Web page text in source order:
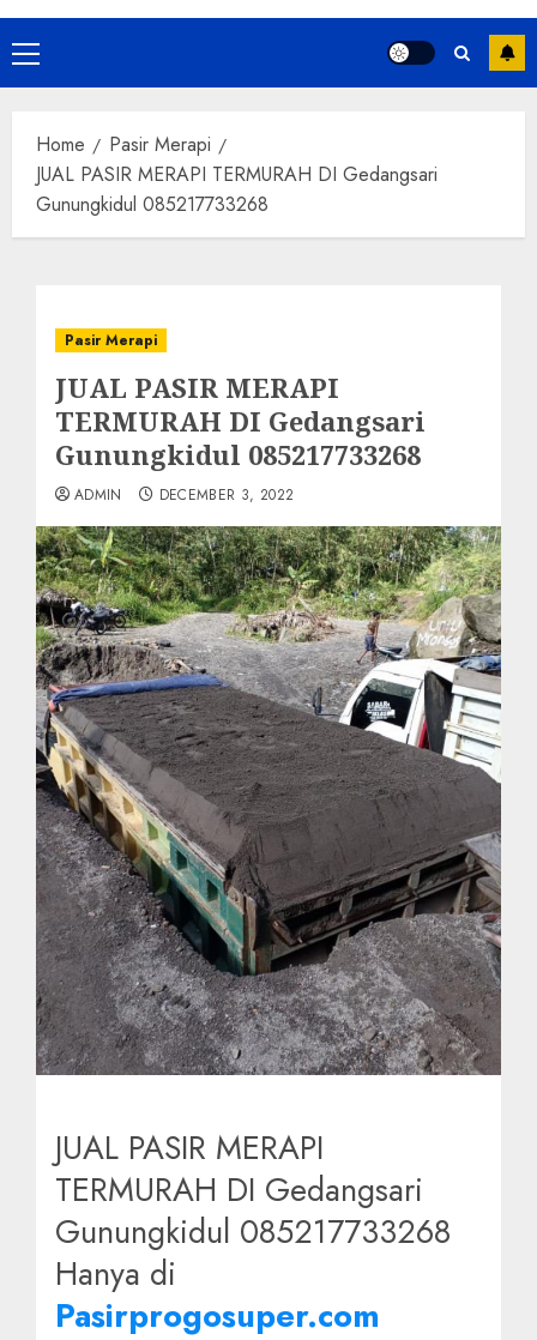
Primary
Menu
Home
Pasir Merapi
JUAL PASIR MERAPI TERMURAH DI Gedangsari
Gunungkidul 085217733268
Pasir Merapi
JUAL PASIR MERAPI
TERMURAH DI Gedangsari
Gunungkidul 085217733268
ADMIN DECEMBER 3, 2022
JUAL PASIR MERAPI
TERMURAH DI Gedangsari
Gunungkidul 085217733268
Hanya di
Pasirprogosuper.com